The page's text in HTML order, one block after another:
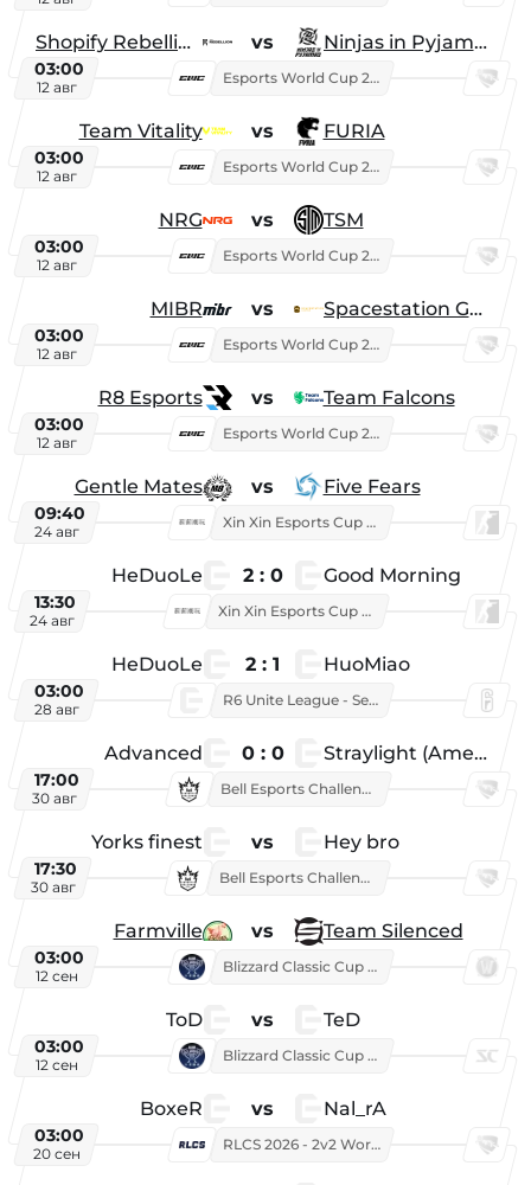
Shopify Rebellion vs Ninjas in Pyjamas
03:00
12 авг
Esports World Cup 2026
Team Vitality vs FURIA
03:00
12 авг
Esports World Cup 2026
NRG vs TSM
03:00
12 авг
Esports World Cup 2026
MIBR vs Spacestation Gaming
03:00
12 авг
Esports World Cup 2026
R8 Esports vs Team Falcons
03:00
12 авг
Esports World Cup 2026
Gentle Mates vs Five Fears
09:40
24 авг
Xin Xin Esports Cup 2025
HeDuoLe 2 : 0 Good Morning
13:30
24 авг
Xin Xin Esports Cup 2026
HeDuoLe 2 : 1 HuoMiao
03:00
28 авг
R6 Unite League - Season 1
Advanced 0 : 0 Straylight (American team)
17:00
30 авг
Bell Esports Challenge 2026
Yorks finest vs Hey bro
17:30
30 авг
Bell Esports Challenge 2026
Farmville vs Team Silenced
03:00
12 сен
Blizzard Classic Cup 2026
ToD vs TeD
03:00
12 сен
Blizzard Classic Cup 2026
BoxeR vs Nal_rA
03:00
20 сен
RLCS 2026 - 2v2 World Championship